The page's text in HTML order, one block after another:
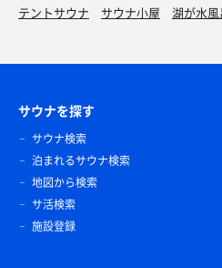
テントサウナ
サウナ小屋 湖が水風
サウナを探す
サウナ検索
泊まれるサウナ検索
地図から検索
サ活検索
施設登録